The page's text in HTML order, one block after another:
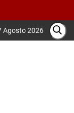
Agosto 2026